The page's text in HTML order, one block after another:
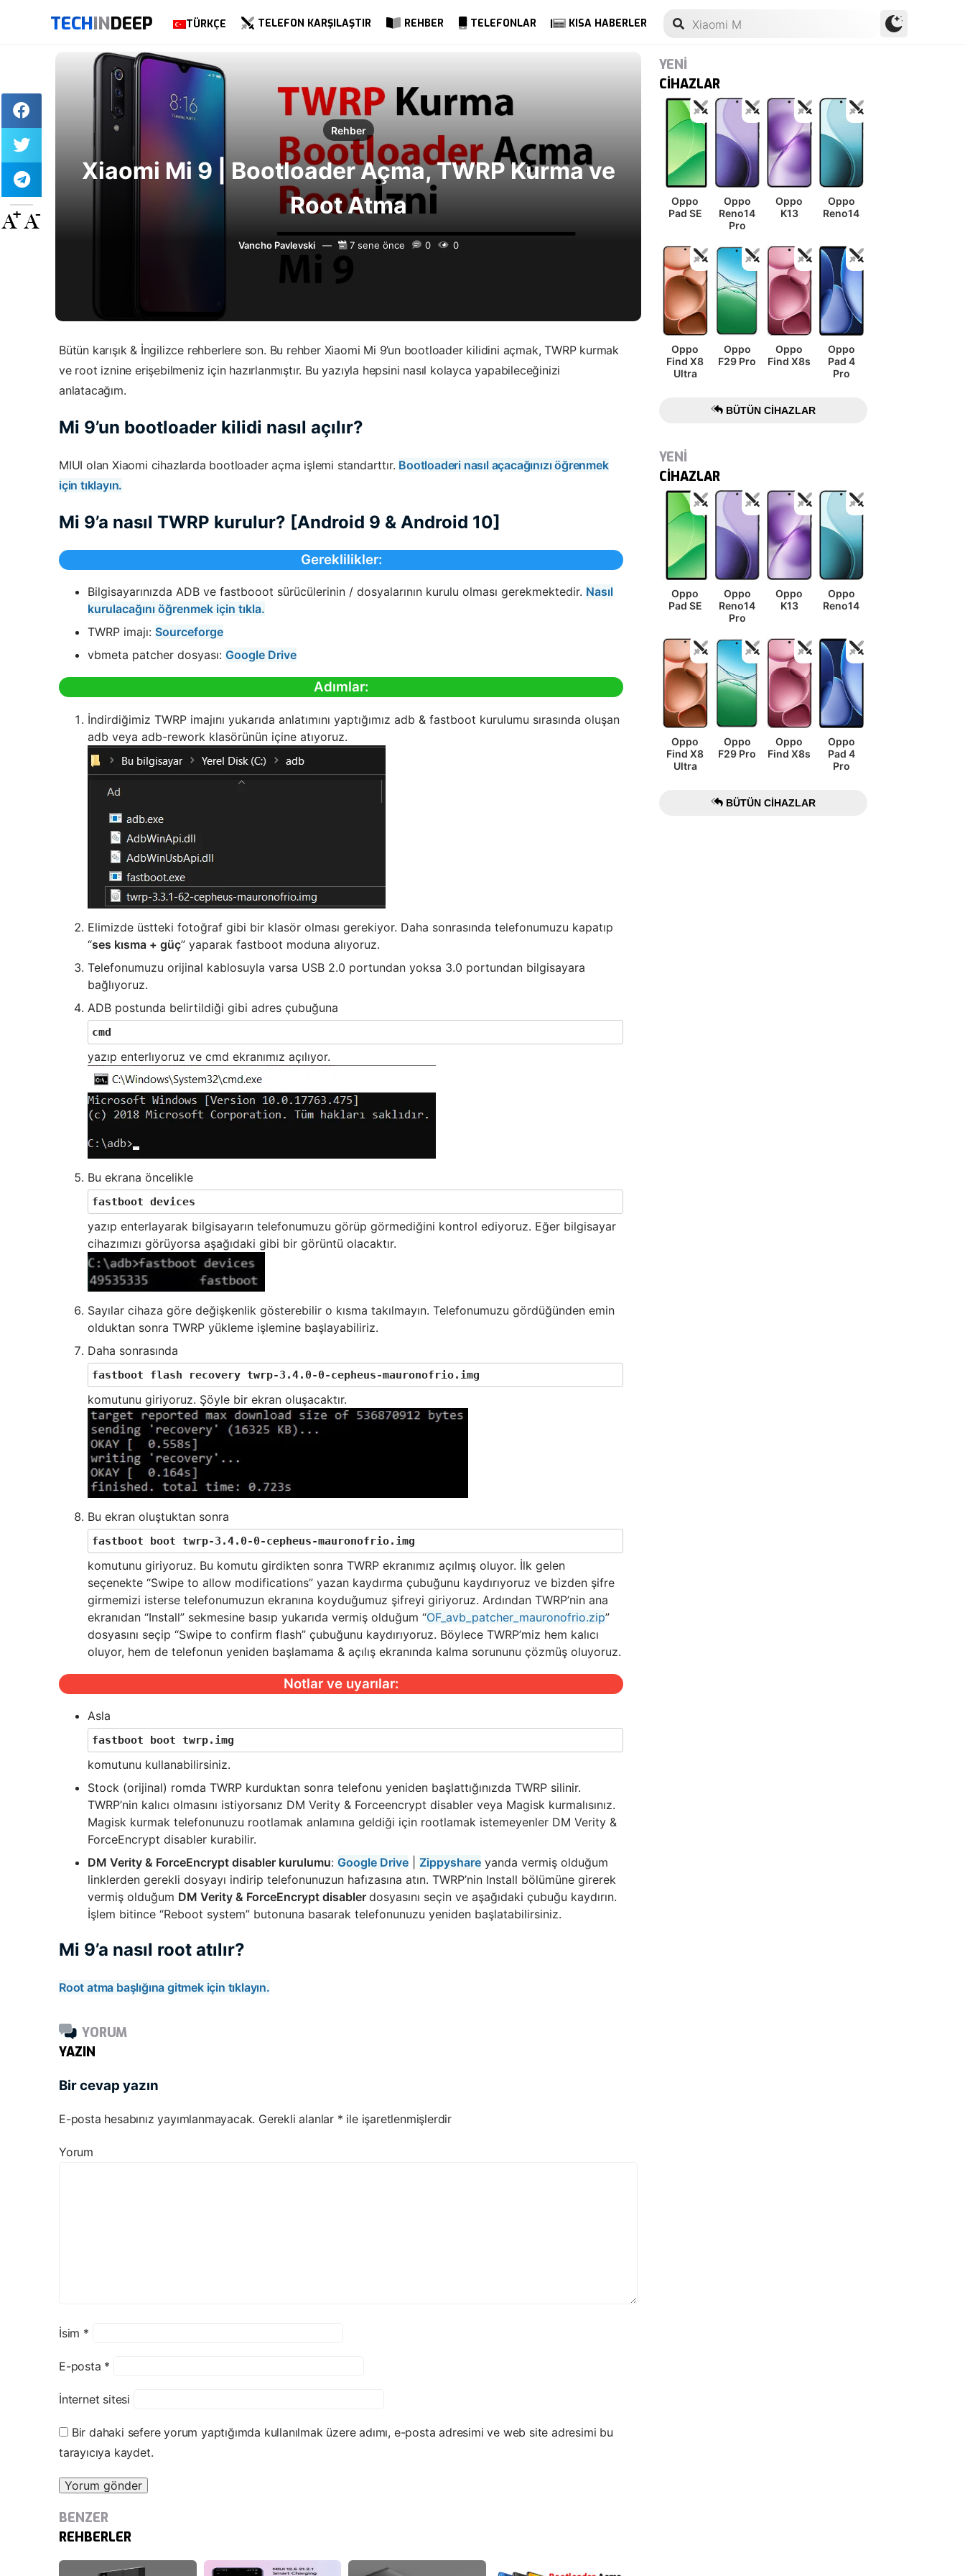
TECHINDEEP TÜRKÇE TELEFON KARŞILAŞTIR REHBER TELEFONLAR KISA HABERLER
Rehber
Xiaomi Mi 9 | Bootloader Açma, TWRP Kurma ve
Root Atma
Vancho Pavlevski 7 sene önce 0 0
Bütün karışık & İngilizce rehberlere son. Bu rehber Xiaomi Mi 9’un bootloader kilidini açmak, TWRP kurmak
ve root iznine erişebilmeniz için hazırlanmıştır. Bu yazıyla hepsini nasıl kolayca yapabileceğinizi
anlatacağım.
Mi 9’un bootloader kilidi nasıl açılır?
MIUI olan Xiaomi cihazlarda bootloader açma işlemi standarttır. Bootloaderi nasıl açacağınızı öğrenmek
için tıklayın.
Mi 9’a nasıl TWRP kurulur? [Android 9 & Android 10]
Gereklilikler:
Bilgisayarınızda ADB ve fastbooot sürücülerinin / dosyalarının kurulu olması gerekmektedir. Nasıl
kurulacağını öğrenmek için tıkla.
TWRP imajı: Sourceforge
vbmeta patcher dosyası: Google Drive
Adımlar:
İndirdiğimiz TWRP imajını yukarıda anlatımını yaptığımız adb & fastboot kurulumu sırasında oluşan
adb veya adb-rework klasörünün içine atıyoruz.
Elimizde üstteki fotoğraf gibi bir klasör olması gerekiyor. Daha sonrasında telefonumuzu kapatıp
“ses kısma + güç” yaparak fastboot moduna alıyoruz.
Telefonumuzu orijinal kablosuyla varsa USB 2.0 portundan yoksa 3.0 portundan bilgisayara
bağlıyoruz.
ADB postunda belirtildiği gibi adres çubuğuna
cmd
yazıp enterlıyoruz ve cmd ekranımız açılıyor.
Bu ekrana öncelikle
fastboot devices
yazıp enterlayarak bilgisayarın telefonumuzu görüp görmediğini kontrol ediyoruz. Eğer bilgisayar
cihazımızı görüyorsa aşağıdaki gibi bir görüntü olacaktır.
Sayılar cihaza göre değişkenlik gösterebilir o kısma takılmayın. Telefonumuzu gördüğünden emin
olduktan sonra TWRP yükleme işlemine başlayabiliriz.
Daha sonrasında
fastboot flash recovery twrp-3.4.0-0-cepheus-mauronofrio.img
komutunu giriyoruz. Şöyle bir ekran oluşacaktır.
Bu ekran oluştuktan sonra
fastboot boot twrp-3.4.0-0-cepheus-mauronofrio.img
komutunu giriyoruz. Bu komutu girdikten sonra TWRP ekranımız açılmış oluyor. İlk gelen
seçenekte “Swipe to allow modifications” yazan kaydırma çubuğunu kaydırıyoruz ve bizden şifre
girmemizi isterse telefonumuzun ekranına koyduğumuz şifreyi giriyoruz. Ardından TWRP’nin ana
ekranıdan “Install” sekmesine basıp yukarıda vermiş olduğum “OF_avb_patcher_mauronofrio.zip”
dosyasını seçip “Swipe to confirm flash” çubuğunu kaydırıyoruz. Böylece TWRP’miz hem kalıcı
oluyor, hem de telefonun yeniden başlamama & açılış ekranında kalma sorununu çözmüş oluyoruz.
Notlar ve uyarılar:
Asla
fastboot boot twrp.img
komutunu kullanabilirsiniz.
Stock (orijinal) romda TWRP kurduktan sonra telefonu yeniden başlattığınızda TWRP silinir.
TWRP’nin kalıcı olmasını istiyorsanız DM Verity & Forceencrypt disabler veya Magisk kurmalısınız.
Magisk kurmak telefonunuzu rootlamak anlamına geldiği için rootlamak istemeyenler DM Verity &
ForceEncrypt disabler kurabilir.
DM Verity & ForceEncrypt disabler kurulumu: Google Drive Zippyshare yanda vermiş olduğum
linklerden gerekli dosyayı indirip telefonunuzun hafızasına atın. TWRP’nin Install bölümüne girerek
vermiş olduğum DM Verity & ForceEncrypt disabler dosyasını seçin ve aşağıdaki çubuğu kaydırın.
İşlem bitince “Reboot system” butonuna basarak telefonunuzu yeniden başlatabilirsiniz.
Mi 9’a nasıl root atılır?
Root atma başlığına gitmek için tıklayın.
A+ A-
YORUM
YAZIN
Bir cevap yazın
E-posta hesabınız yayımlanmayacak. Gerekli alanlar * ile işaretlenmişlerdir
Yorum
İsim *
E-posta *
İnternet sitesi
Bir dahaki sefere yorum yaptığımda kullanılmak üzere adımı, e-posta adresimi ve web site adresimi bu
tarayıcıya kaydet.
BENZER
REHBERLER
YENİ
CİHAZLAR
Oppo
Pad SE
Oppo
Reno14
Pro
Oppo
K13
Oppo
Reno14
Oppo
Find X8
Ultra
Oppo
F29 Pro
Oppo
Find X8s
Oppo
Pad 4
Pro
BÜTÜN CIHAZLAR
YENİ
CİHAZLAR
Oppo
Pad SE
Oppo
Reno14
Pro
Oppo
K13
Oppo
Reno14
Oppo
Find X8
Ultra
Oppo
F29 Pro
Oppo
Find X8s
Oppo
Pad 4
Pro
BÜTÜN CIHAZLAR